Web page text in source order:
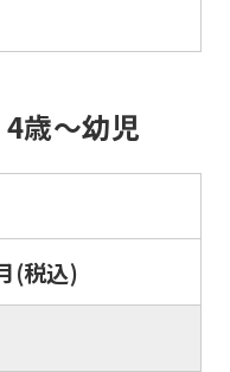
歳～幼児
(税込)